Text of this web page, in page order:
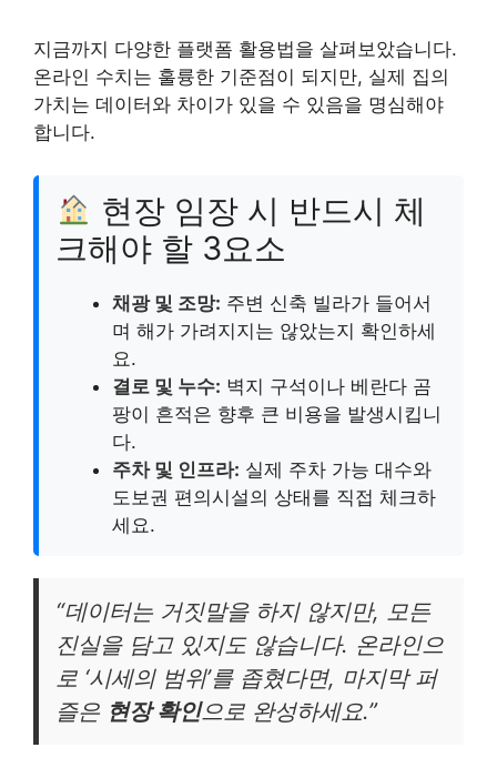
지금까지 다양한 플랫폼 활용법을 살펴보았습니다.
온라인 수치는 훌륭한 기준점이 되지만, 실제 집의
가치는 데이터와 차이가 있을 수 있음을 명심해야
합니다.
현장 임장 시 반드시 체
크해야 할 3요소
채광 및 조망: 주변 신축 빌라가 들어서
며 해가 가려지지는 않았는지 확인하세
요.
결로 및 누수: 벽지 구석이나 베란다 곰
팡이 흔적은 향후 큰 비용을 발생시킵니
다.
주차 및 인프라: 실제 주차 가능 대수와
도보권 편의시설의 상태를 직접 체크하
세요.
“데이터는 거짓말을 하지 않지만, 모든
진실을 담고 있지도 않습니다. 온라인으
로 ‘시세의 범위’를 좁혔다면, 마지막 퍼
즐은 현장 확인으로 완성하세요.”